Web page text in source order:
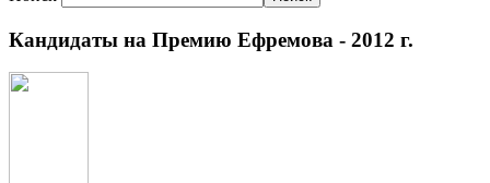
Кандидаты на Премию Ефремова - 2012 г.